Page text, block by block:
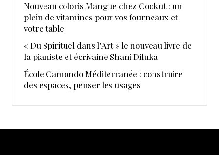
Nouveau coloris Mangue chez Cookut : un
plein de vitamines pour vos fourneaux et
votre table
« Du Spirituel dans l’Art » le nouveau livre de
la pianiste et écrivaine Shani Diluka
École Camondo Méditerranée : construire
des espaces, penser les usages